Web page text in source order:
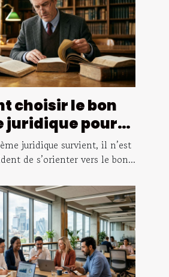
choisir le bon
juridique pour
? juridique survient, il n’est
de s’orienter vers le bon...